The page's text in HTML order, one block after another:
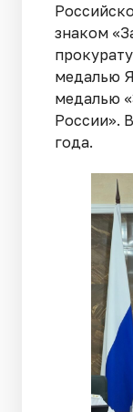
знаком
медалью
медалью
России».
года.